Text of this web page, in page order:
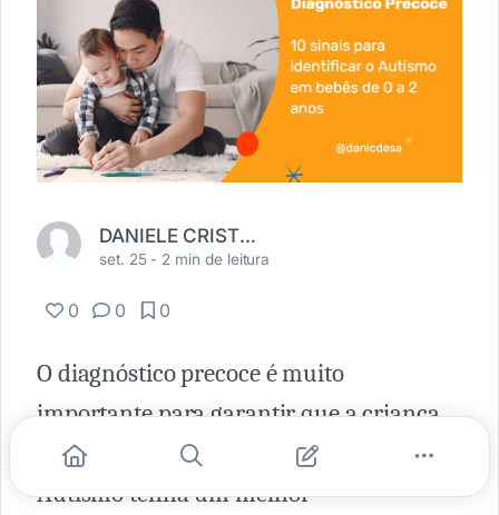
DANIELE CRISTINA DE SA
set. 25 - 2 min de leitura
0 0 0
O diagnóstico precoce é muito
importante para garantir que a criança
com TEA – Transtorno do Espectro do
Autismo tenha um melhor